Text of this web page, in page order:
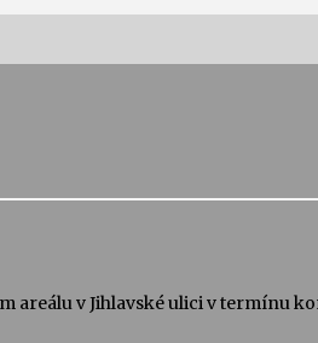
areálu v Jihlavské ulici v termínu